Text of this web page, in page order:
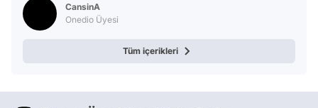
CansinA
Onedio Üyesi
Tüm içerikleri